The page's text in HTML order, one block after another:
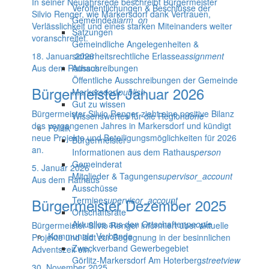
Silvio Renger, wie Markersdorf dank Vertrauen,
Verlässlichkeit und eines starken Miteinanders weiter
voranschreitet.
18. Januar 2026
Aus dem Rathaus
Bürgermeister Januar 2026
Bürgermeister Silvio Renger zieht eine positive Bilanz
des vergangenen Jahres in Markersdorf und kündigt
neue Projekte und Beteiligungsmöglichkeiten für 2026
an.
5. Januar 2026
Aus dem Rathaus
Bürgermeister Dezember 2025
Bürgermeister Silvio Renger informiert über aktuelle
Projekte und lädt zur Begegnung in der besinnlichen
Adventszeit ein.
Veröffentlichungen & Beschlüsse der
Gemeindealarm_on
Satzungen
Gemeindliche Angelegenheiten &
sicherheitsrechtliche Erlasseassignment
Ausschreibungen
Öffentliche Ausschreibungen der Gemeinde
Markersdorfpublish
Gut zu wissen
Wissenswertes für die Regiondone
Politik
Bürgermeister
Informationen aus dem Rathausperson
Gemeinderat
Mitglieder & Tagungensupervisor_account
Ausschüsse
Terminesupervisor_account
Ortschaftsräte
Aktuelles aus den Ortschaftenpeople
Kommunale Verbände
Zweckverband Gewerbegebiet
Görlitz-Markersdorf Am Hoterbergstreetview